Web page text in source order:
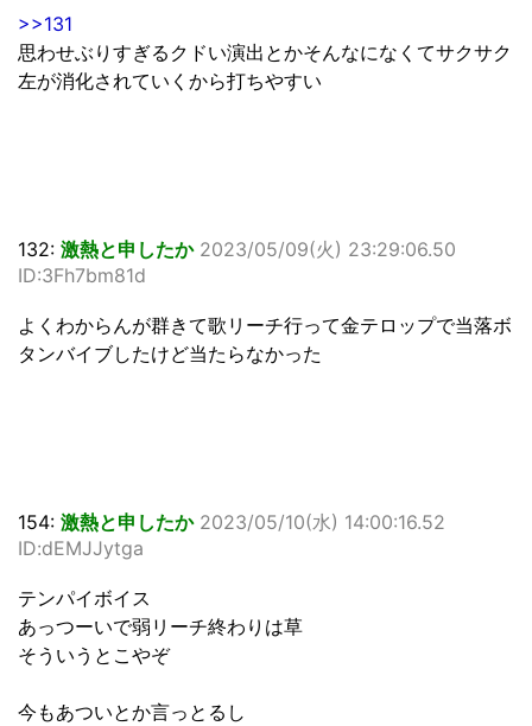
>>131
思わせぶりすぎるクドい演出とかそんなになくてサクサク
左が消化されていくから打ちやすい
132: 激熱と申したか 2023/05/09(火) 23:29:06.50
ID:3Fh7bm81d
よくわからんが群きて歌リーチ行って金テロップで当落ボ
タンバイブしたけど当たらなかった
154: 激熱と申したか 2023/05/10(水) 14:00:16.52
ID:dEMJJytga
テンパイボイス
あっつーいで弱リーチ終わりは草
そういうとこやぞ
今もあついとか言っとるし